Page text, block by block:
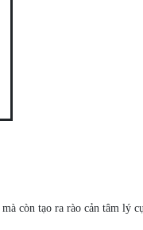
còn tạo ra rào cản tâm lý